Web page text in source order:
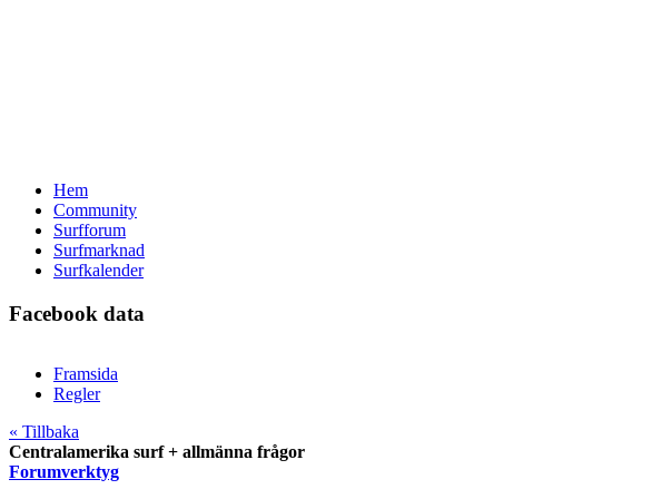
Hem
Community
Surfforum
Surfmarknad
Surfkalender
Facebook data
Framsida
Regler
« Tillbaka
Centralamerika surf + allmänna frågor
Forumverktyg